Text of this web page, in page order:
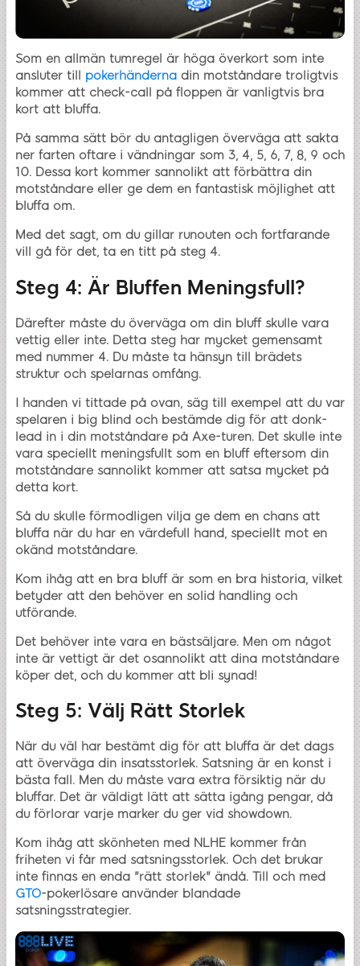
Som en allmän tumregel är höga överkort som inte
ansluter till pokerhänderna din motståndare troligtvis
kommer att check-call på floppen är vanligtvis bra
kort att bluffa.
På samma sätt bör du antagligen överväga att sakta
ner farten oftare i vändningar som 3, 4, 5, 6, 7, 8, 9 och
10. Dessa kort kommer sannolikt att förbättra din
motståndare eller ge dem en fantastisk möjlighet att
bluffa om.
Med det sagt, om du gillar runouten och fortfarande
vill gå för det, ta en titt på steg 4.
Steg 4: Är Bluffen Meningsfull?
Därefter måste du överväga om din bluff skulle vara
vettig eller inte. Detta steg har mycket gemensamt
med nummer 4. Du måste ta hänsyn till brädets
struktur och spelarnas omfång.
I handen vi tittade på ovan, säg till exempel att du var
spelaren i big blind och bestämde dig för att donk-
lead in i din motståndare på Axe-turen. Det skulle inte
vara speciellt meningsfullt som en bluff eftersom din
motståndare sannolikt kommer att satsa mycket på
detta kort.
Så du skulle förmodligen vilja ge dem en chans att
bluffa när du har en värdefull hand, speciellt mot en
okänd motståndare.
Kom ihåg att en bra bluff är som en bra historia, vilket
betyder att den behöver en solid handling och
utförande.
Det behöver inte vara en bästsäljare. Men om något
inte är vettigt är det osannolikt att dina motståndare
köper det, och du kommer att bli synad!
Steg 5: Välj Rätt Storlek
När du väl har bestämt dig för att bluffa är det dags
att överväga din insatsstorlek. Satsning är en konst i
bästa fall. Men du måste vara extra försiktig när du
bluffar. Det är väldigt lätt att sätta igång pengar, då
du förlorar varje marker du ger vid showdown.
Kom ihåg att skönheten med NLHE kommer från
friheten vi får med satsningsstorlek. Och det brukar
inte finnas en enda "rätt storlek" ändå. Till och med
GTO-pokerlösare använder blandade
satsningsstrategier.